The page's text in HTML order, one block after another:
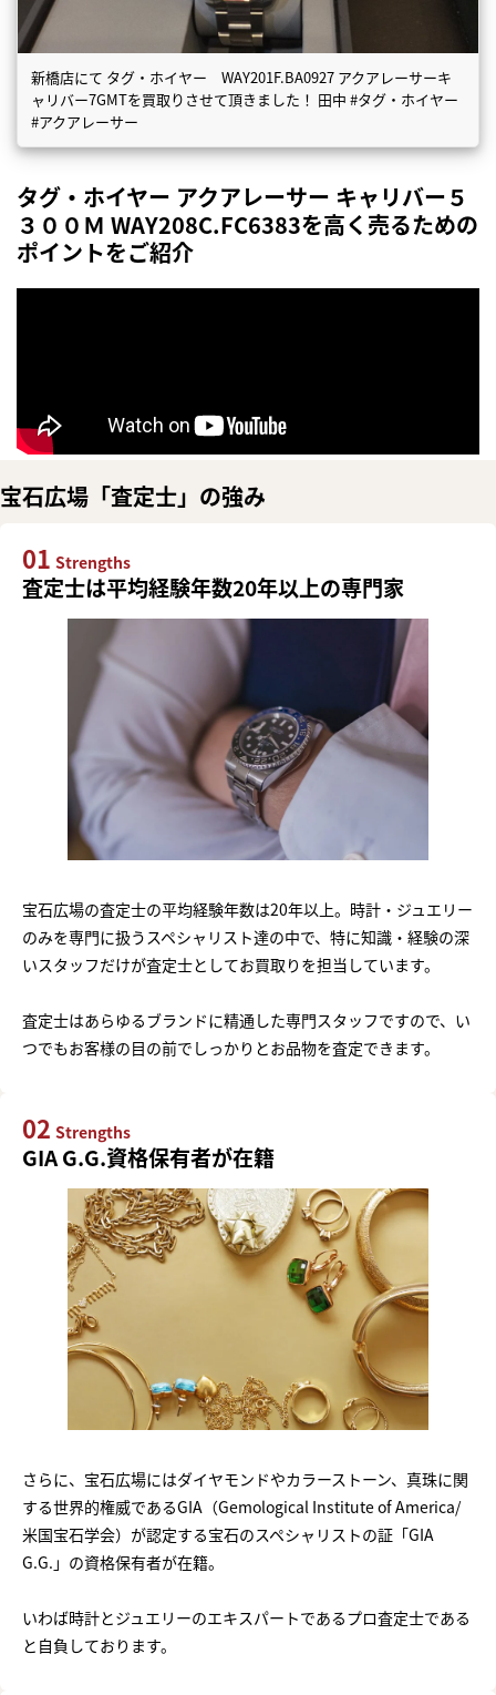
新橋店にて タグ・ホイヤー WAY201F.BA0927 アクアレーサーキ
ャリバー7GMTを買取りさせて頂きました！ 田中 #タグ・ホイヤー
#アクアレーサー
タグ・ホイヤー アクアレーサー キャリバー５
３００Ｍ WAY208C.FC6383を高く売るための
ポイントをご紹介
宝石広場「査定士」の強み
01 Strengths
査定士は平均経験年数20年以上の専門家
宝石広場の査定士の平均経験年数は20年以上。時計・ジュエリー
のみを専門に扱うスペシャリスト達の中で、特に知識・経験の深
いスタッフだけが査定士としてお買取りを担当しています。
査定士はあらゆるブランドに精通した専門スタッフですので、い
つでもお客様の目の前でしっかりとお品物を査定できます。
02 Strengths
GIA G.G.資格保有者が在籍
さらに、宝石広場にはダイヤモンドやカラーストーン、真珠に関
する世界的権威であるGIA（Gemological Institute of America/
米国宝石学会）が認定する宝石のスペシャリストの証「GIA
G.G.」の資格保有者が在籍。
いわば時計とジュエリーのエキスパートであるプロ査定士である
と自負しております。